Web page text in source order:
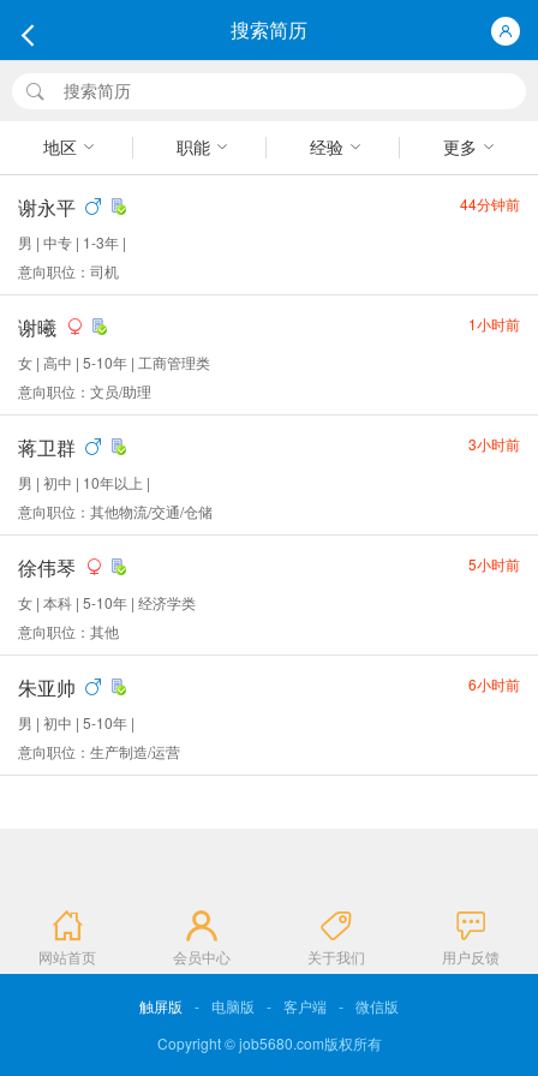
搜索简历
地区 职能 经验 更多
谢永平
44分钟前
男 | 中专 | 1-3年 |
意向职位：司机
谢曦
1小时前
女 | 高中 | 5-10年 | 工商管理类
意向职位：文员/助理
蒋卫群
3小时前
男 | 初中 | 10年以上 |
意向职位：其他物流/交通/仓储
徐伟琴
5小时前
女 | 本科 | 5-10年 | 经济学类
意向职位：其他
朱亚帅
6小时前
男 | 初中 | 5-10年 |
意向职位：生产制造/运营
网站首页 会员中心 关于我们 用户反馈
触屏版 - 电脑版 - 客户端 - 微信版
Copyright © job5680.com版权所有